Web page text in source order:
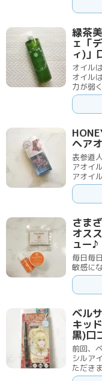
緑茶
ェ「
ィ)」
オイル
オイル
力が弱
ヘア
表参道
アオイ
アオイ
さま
オス
ュー♪
毎日毎
敏感に
ベル
キッ
黒)口
前回、
シルア
ただき